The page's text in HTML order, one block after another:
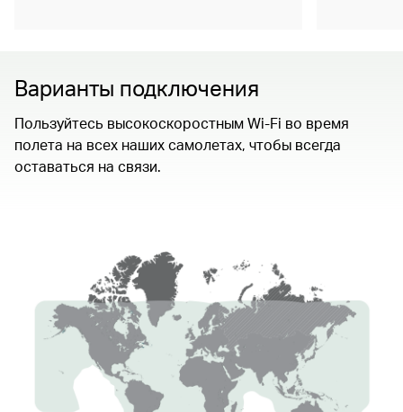
Варианты подключения
Пользуйтесь высокоскоростным Wi-Fi во время
полета на всех наших самолетах, чтобы всегда
оставаться на связи.